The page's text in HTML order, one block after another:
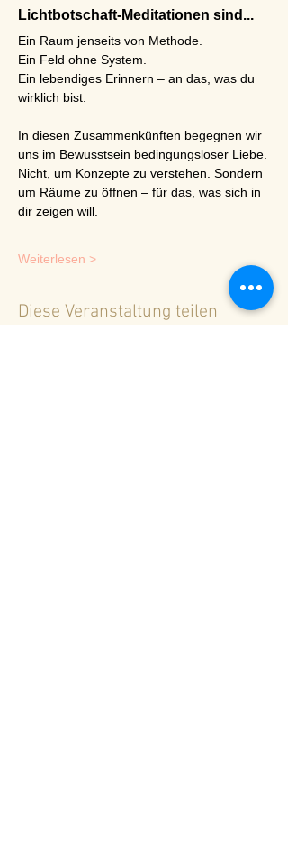
Lichtbotschaft-Meditationen sind...
Ein Raum jenseits von Methode.
Ein Feld ohne System.
Ein lebendiges Erinnern – an das, was du
wirklich bist.
In diesen Zusammenkünften begegnen wir
uns im Bewusstsein bedingungsloser Liebe.
Nicht, um Konzepte zu verstehen. Sondern
um Räume zu öffnen – für das, was sich in
dir zeigen will.
Weiterlesen >
Diese Veranstaltung teilen